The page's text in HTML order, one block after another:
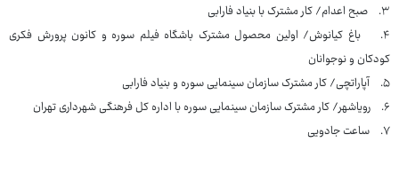
۳. صبح اعدام/ کار مشترک با بنیاد فارابی
۴. باغ کیانوش/ اولین محصول مشترک باشگاه فیلم سوره و کانون پرورش فکری
کودکان و نوجوانان
۵. آپاراتچی/ کار مشترک سازمان سینمایی سوره و بنیاد فارابی
۶. رویاشهر/ کار مشترک سازمان سینمایی سوره با اداره کل فرهنگی شهرداری تهران
۷. ساعت جادویی